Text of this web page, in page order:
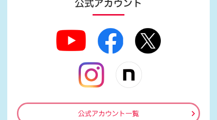
公式アカウント
公式アカウント一覧